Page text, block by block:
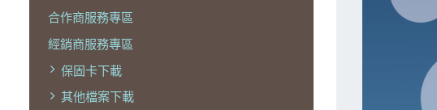
合作商服務專區
經銷商服務專區
保固卡下載
其他檔案下載